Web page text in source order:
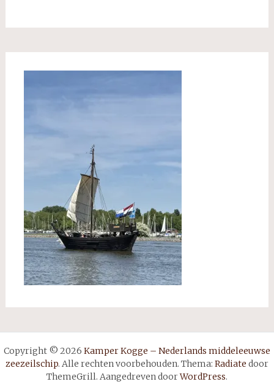
Copyright © 2026 Kamper Kogge – Nederlands middeleeuwse
zeezeilschip. Alle rechten voorbehouden. Thema: Radiate door
ThemeGrill. Aangedreven doorWordPress.